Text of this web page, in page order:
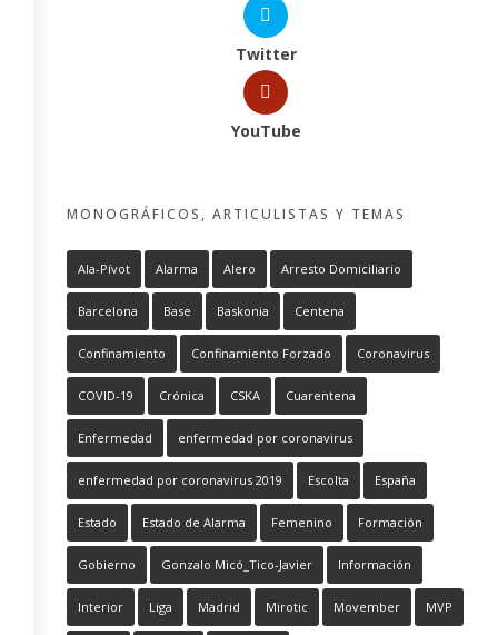
Twitter
YouTube
MONOGRÁFICOS, ARTICULISTAS Y TEMAS
Ala-Pívot Alarma Alero Arresto Domiciliario
Barcelona Base Baskonia Centena
Confinamiento Confinamiento Forzado Coronavirus
COVID-19 Crónica CSKA Cuarentena
Enfermedad enfermedad por coronavirus
enfermedad por coronavirus 2019 Escolta España
Estado Estado de Alarma Femenino Formación
Gobierno Gonzalo Micó_Tico-Javier Información
Interior Liga Madrid Mirotic Movember MVP